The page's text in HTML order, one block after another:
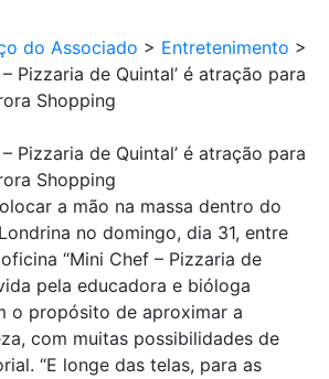
do Associado > Entretenimento >
Pizzaria de Quintal’ é atração para
Shopping
Pizzaria de Quintal’ é atração para
Shopping
a mão na massa dentro do
no domingo, dia 31, entre
“Mini Chef – Pizzaria de
pela educadora e bióloga
o propósito de aproximar a
com muitas possibilidades de
“E longe das telas, para as